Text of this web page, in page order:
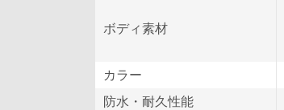
ボディ素材
カラー
防水・耐久性能